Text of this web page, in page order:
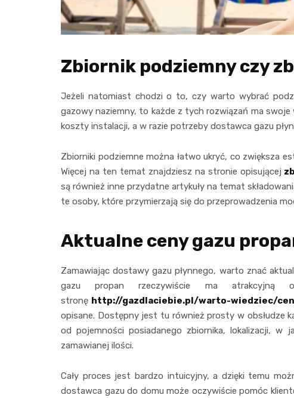
Zbiornik podziemny czy
Jeżeli natomiast chodzi o to, czy warto wybrać
gazowy naziemny, to każde z tych rozwiązań ma
koszty instalacji, a w razie potrzeby dostawca gazu
Zbiorniki podziemne można łatwo ukryć, co zwiększa
Więcej na ten temat znajdziesz na stronie opisującej
są również inne przydatne artykuły na temat
te osoby, które przymierzają się do przeprowadzenia
Aktualne ceny gazu
Zamawiając dostawy gazu płynnego, warto znać
gazu propan rzeczywiście ma
stronę http://gazdlaciebie.pl/warto-wiedziec/
opisane. Dostępny jest tu również prosty w obsłudze
od pojemności posiadanego zbiornika, lokalizacji, w
zamawianej ilości.
Cały proces jest bardzo intuicyjny, a dzięki temu
dostawca gazu do domu może oczywiście pomóc